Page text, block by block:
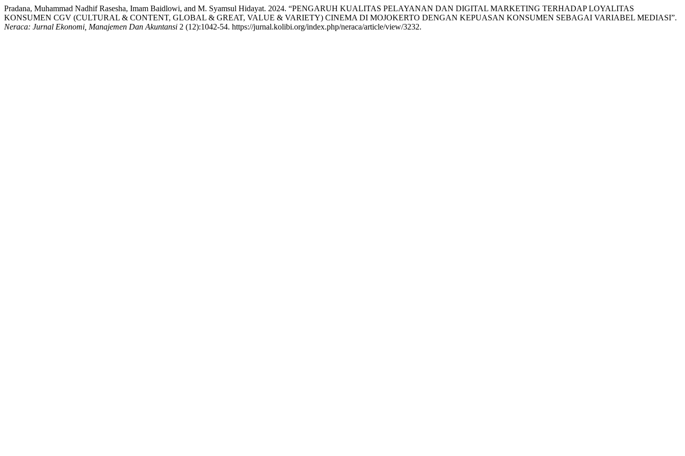
Pradana, Muhammad Nadhif Rasesha, Imam Baidlowi, and M. Syamsul Hidayat. 2024. “PENGARUH KUALITAS PELAYANAN DAN DIGITAL MARKETING TERHADAP LOYALITAS
KONSUMEN CGV (CULTURAL & CONTENT, GLOBAL & GREAT, VALUE & VARIETY) CINEMA DI MOJOKERTO DENGAN KEPUASAN KONSUMEN SEBAGAI VARIABEL MEDIASI”.
Neraca: Jurnal Ekonomi, Manajemen Dan Akuntansi 2 (12):1042-54. https://jurnal.kolibi.org/index.php/neraca/article/view/3232.